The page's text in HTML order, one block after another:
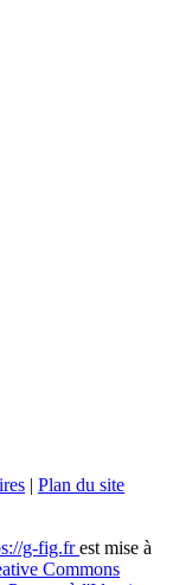
| Plan du site
g-fig.frest mise à
Commons